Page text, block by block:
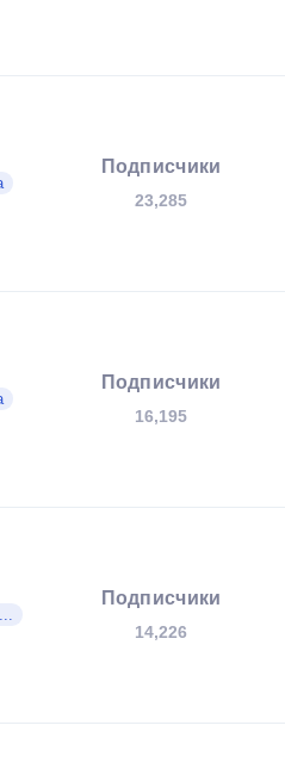
Подписчики
23,285
Подписчики
16,195
Подписчики
14,226